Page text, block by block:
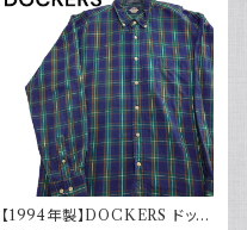
【1994年製】DOCKERS ドッカ